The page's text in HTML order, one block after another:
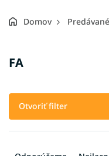
Domov
FA
Otvoriť filter